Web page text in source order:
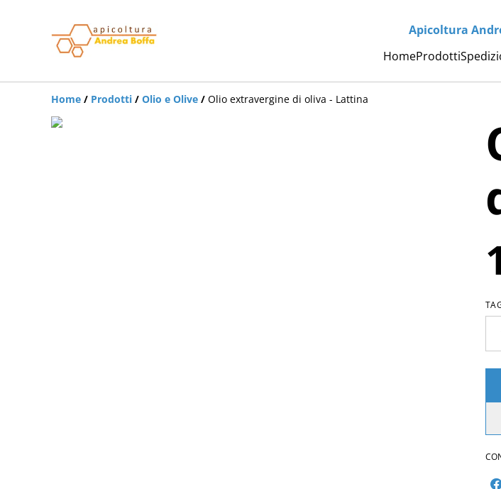
Apicoltura
HomeProdotti
Home / Prodotti / Olio e Olive / Olio extravergine di oliva - Lattina